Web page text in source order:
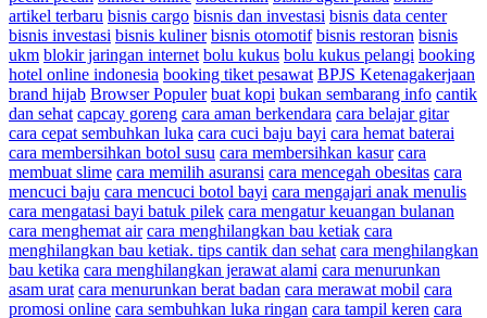
artikel terbaru bisnis cargo bisnis dan investasi bisnis data center
bisnis investasi bisnis kuliner bisnis otomotif bisnis restoran bisnis
ukm blokir jaringan internet bolu kukus bolu kukus pelangi booking
hotel online indonesia booking tiket pesawat BPJS Ketenagakerjaan
brand hijab Browser Populer buat kopi bukan sembarang info cantik
dan sehat capcay goreng cara aman berkendara cara belajar gitar
cara cepat sembuhkan luka cara cuci baju bayi cara hemat baterai
cara membersihkan botol susu cara membersihkan kasur cara
membuat slime cara memilih asuransi cara mencegah obesitas cara
mencuci baju cara mencuci botol bayi cara mengajari anak menulis
cara mengatasi bayi batuk pilek cara mengatur keuangan bulanan
cara menghemat air cara menghilangkan bau ketiak cara
menghilangkan bau ketiak. tips cantik dan sehat cara menghilangkan
bau ketika cara menghilangkan jerawat alami cara menurunkan
asam urat cara menurunkan berat badan cara merawat mobil cara
promosi online cara sembuhkan luka ringan cara tampil keren cara